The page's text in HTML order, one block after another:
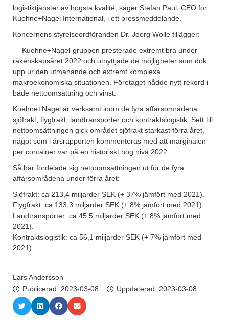
logistiktjänster av högsta kvalité, säger Stefan Paul, CEO för
Kuehne+Nagel International, i ett pressmeddelande.
Koncernens styrelseordföranden Dr. Joerg Wolle tillägger:
— Kuehne+Nagel-gruppen presterade extremt bra under
räkenskapsåret 2022 och utnyttjade de möjligheter som dök
upp ur den utmanande och extremt komplexa
makroekonomiska situationen. Företaget nådde nytt rekord i
både nettoomsättning och vinst.
Kuehne+Nagel är verksamt inom de fyra affärsområdena
sjöfrakt, flygfrakt, landtransporter och kontraktslogistik. Sett till
nettoomsättningen gick området sjöfrakt starkast förra året,
något som i årsrapporten kommenteras med att marginalen
per container var på en historiskt hög nivå 2022.
Så här fördelade sig nettoomsättningen ut för de fyra
affärsområdena under förra året:
Sjöfrakt: ca 213,4 miljarder SEK (+ 37% jämfört med 2021).
Flygfrakt: ca 133,3 miljarder SEK (+ 8% jämfört med 2021).
Landtransporter: ca 45,5 miljarder SEK (+ 8% jämfört med
2021).
Kontraktslogistik: ca 56,1 miljarder SEK (+ 7% jämfört med
2021).
Lars Andersson
Publicerad: 2023-03-08 Uppdaterad: 2023-03-08